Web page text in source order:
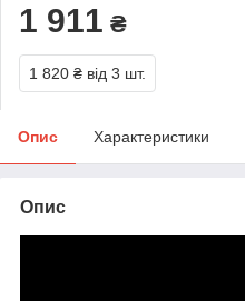
1 911 ₴
1 820 ₴ від 3 шт.
Опис Характеристики
Опис